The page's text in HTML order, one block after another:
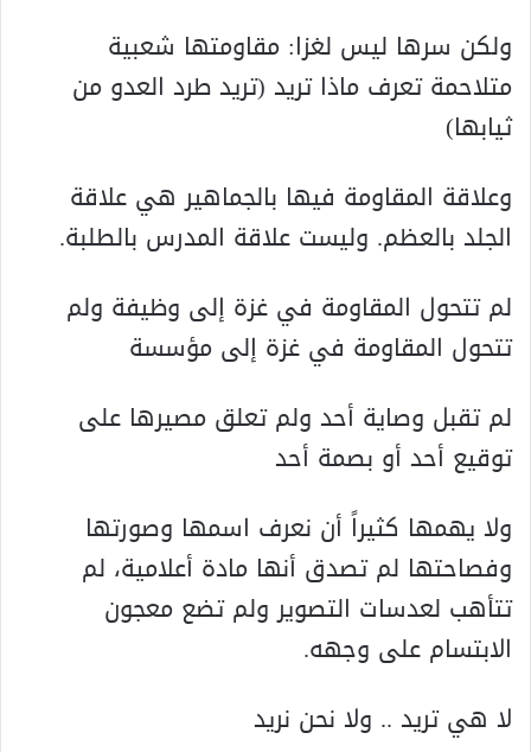
ولکن سرها ليس لغزا: مقاومتها شعبية
متلاحمة تعرف ماذا تريد (تريد طرد العدو من
ثيابها)
وعلاقة المقاومة فيها بالجماهير هي علاقة
الجلد بالعظم. وليست علاقة المدرس بالطلبة.
لم تتحول المقاومة في غزة إلى وظيفة ولم
تتحول المقاومة في غزة إلى مؤسسة
لم تقبل وصاية أحد ولم تعلق مصيرها على
توقيع أحد أو بصمة أحد
ولا يهمها کثيراً أن نعرف اسمها وصورتها
وفصاحتها لم تصدق أنها مادة أعلامية، لم
تتأهب لعدسات التصوير ولم تضع معجون
الابتسام على وجهه.
لا هي تريد .. ولا نحن نريد